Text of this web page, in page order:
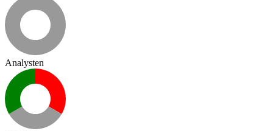
Analysten